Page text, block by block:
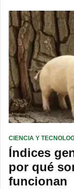
CIENCIA Y
Índices
por qué
funcionan